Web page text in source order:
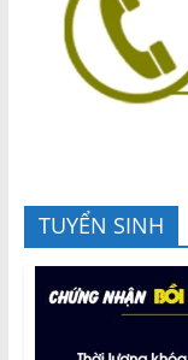
TUYỂN SINH